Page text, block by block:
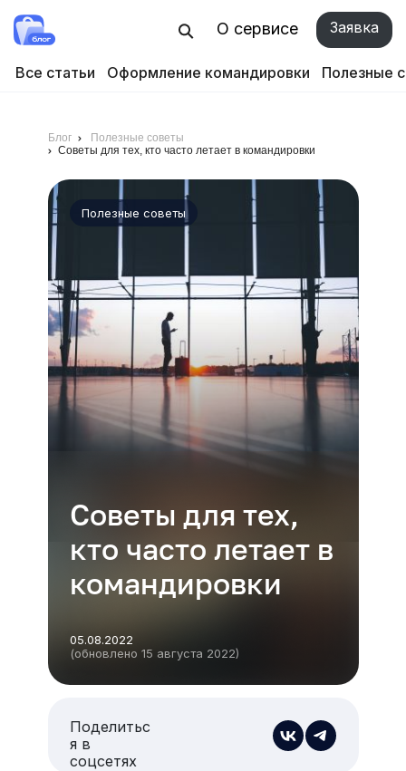
О сервисе Заявка
Все статьи Оформление командировки Полезные
Блог
Полезные советы
Советы для тех, кто часто летает в командировки
Полезные советы
Советы для тех,
кто часто летает в
командировки
05.08.2022
(обновлено 15 августа 2022)
Поделитьс
я в
соцсетях